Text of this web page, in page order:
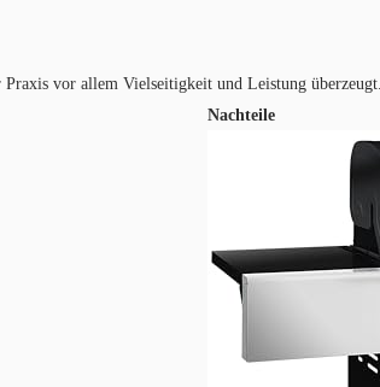
vor allem Vielseitigkeit und Leistung überzeugt.
Nachteile